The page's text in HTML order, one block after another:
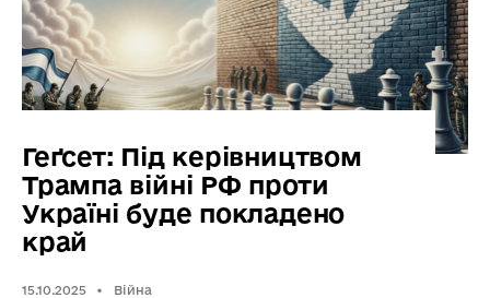
Геґсет: Під керівництвом
Трампа війні РФ проти
Україні буде покладено
край
15.10.2025 • Війна